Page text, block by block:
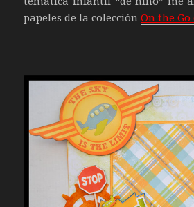
papeles de la colecciónOn the Go